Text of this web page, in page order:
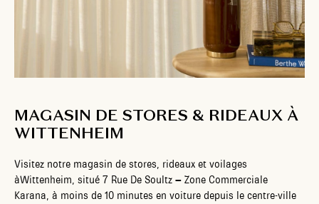
MAGASIN DE STORES & RIDEAUX À
WITTENHEIM
Visitez notre magasin de stores, rideaux et voilages
àWittenheim, situé 7 Rue De Soultz – Zone Commerciale
Karana, à moins de 10 minutes en voiture depuis le centre-ville